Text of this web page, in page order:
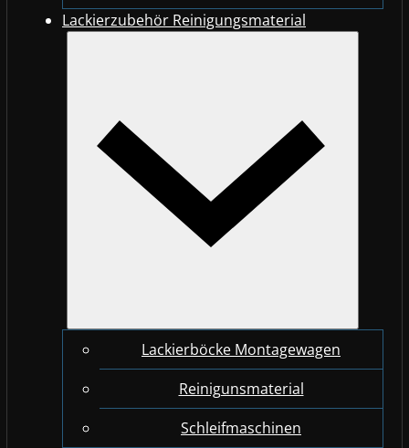
Lackierzubehör Reinigungsmaterial
Lackierböcke Montagewagen
Reinigunsmaterial
Schleifmaschinen